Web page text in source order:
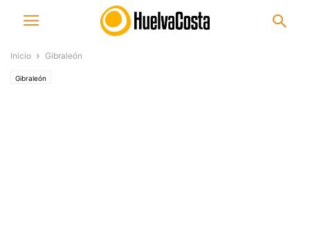
Inicio Gibraleón
Gibraleón